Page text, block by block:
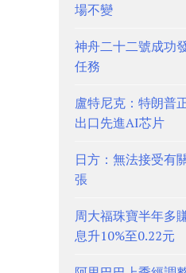
場不變
神舟二十二號成功
任務
盧特尼克：特朗普
出口先進AI芯片
日方：無法接受有
張
周大福珠寶半年多
息升10%至0.22元